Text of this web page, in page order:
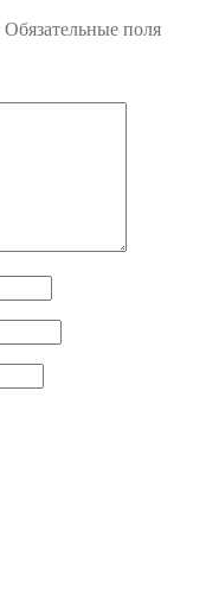
Обязательные поля